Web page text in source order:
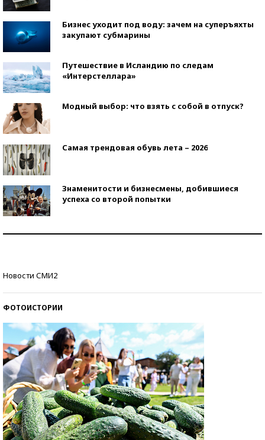
Бизнес уходит под воду: зачем на суперъяхты
закупают субмарины
Путешествие в Исландию по следам
«Интерстеллара»
Модный выбор: что взять с собой в отпуск?
Самая трендовая обувь лета – 2026
Знаменитости и бизнесмены, добившиеся
успеха со второй попытки
Новости СМИ2
ФОТОИСТОРИИ